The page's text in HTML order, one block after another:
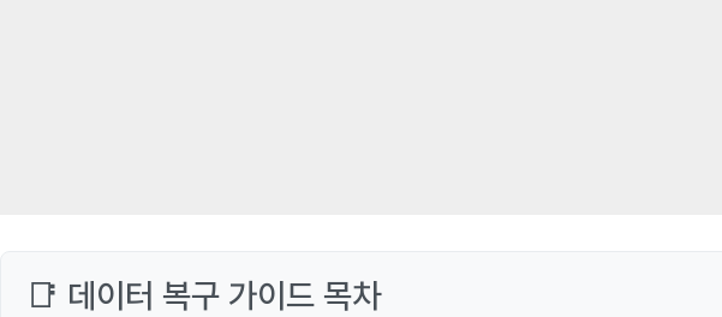
📑 데이터 복구 가이드 목차